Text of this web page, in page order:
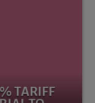
TARIFF